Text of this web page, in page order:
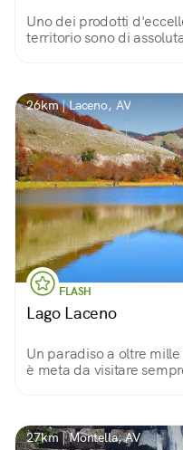
Uno dei prodotti
territorio sono di
26km | Laceno, AV
FLASH
Lago Laceno
Un paradiso a oltre
è meta da visitare
27km | Montella, AV